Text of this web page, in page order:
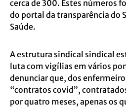
cerca de 300. Estes números
do portal da transparência do
Saúde.
A estrutura sindical sindical
luta com vigílias em vários
denunciar que, dos
“contratos covid”,
por quatro meses, apenas os